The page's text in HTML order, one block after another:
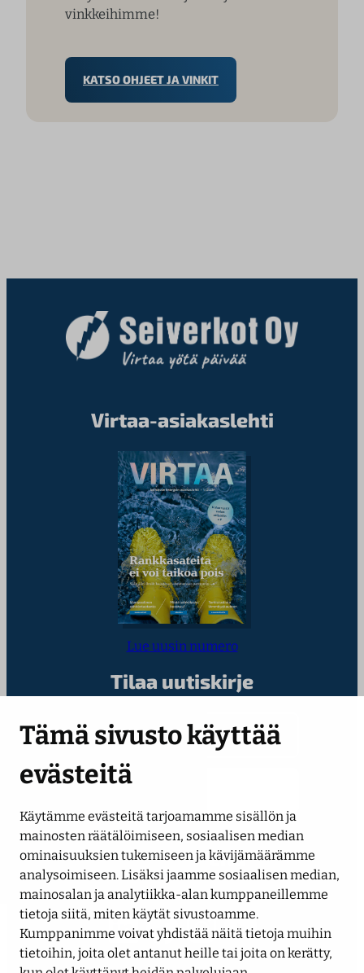
Tämä sivusto käyttää
evästeitä
Käytämme evästeitä tarjoamamme sisällön ja
mainosten räätälöimiseen, sosiaalisen median
ominaisuuksien tukemiseen ja kävijämäärämme
analysoimiseen. Lisäksi jaamme sosiaalisen median,
mainosalan ja analytiikka-alan kumppaneillemme
tietoja siitä, miten käytät sivustoamme.
Kumppanimme voivat yhdistää näitä tietoja muihin
tietoihin, joita olet antanut heille tai joita on kerätty,
vinkkeihimme!
KATSO OHJEET JA VINKIT
Virtaa-asiakaslehti
Lue uusin numero
Tilaa uutiskirje
Kirjoita sähköpostiosoitteesi
Seuraa meitä
LinkedIn Facebook InstagramYouTube